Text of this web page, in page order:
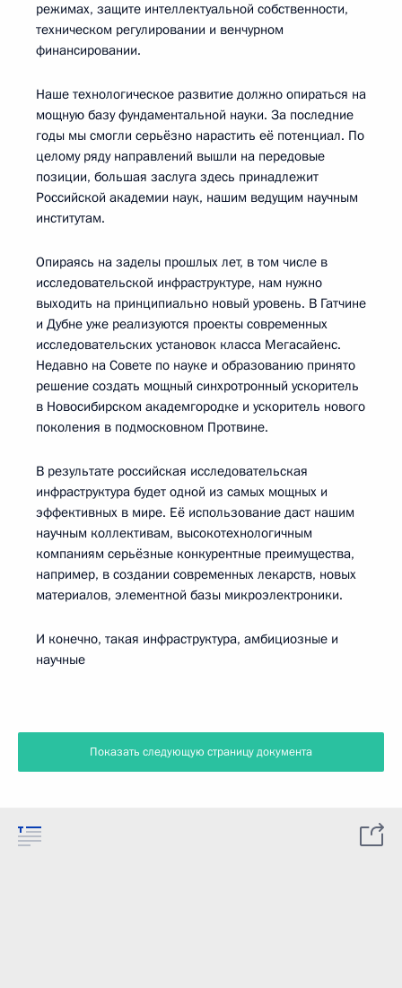
режимах, защите интеллектуальной собственности,
техническом регулировании и венчурном
финансировании.
Наше технологическое развитие должно опираться на
мощную базу фундаментальной науки. За последние
годы мы смогли серьёзно нарастить её потенциал. По
целому ряду направлений вышли на передовые
позиции, большая заслуга здесь принадлежит
Российской академии наук, нашим ведущим научным
институтам.
Опираясь на заделы прошлых лет, в том числе в
исследовательской инфраструктуре, нам нужно
выходить на принципиально новый уровень. В Гатчине
и Дубне уже реализуются проекты современных
исследовательских установок класса Мегасайенс.
Недавно на Совете по науке и образованию принято
решение создать мощный синхротронный ускоритель
в Новосибирском академгородке и ускоритель нового
поколения в подмосковном Протвине.
В результате российская исследовательская
инфраструктура будет одной из самых мощных и
эффективных в мире. Её использование даст нашим
научным коллективам, высокотехнологичным
компаниям серьёзные конкурентные преимущества,
например, в создании современных лекарств, новых
материалов, элементной базы микроэлектроники.
И конечно, такая инфраструктура, амбициозные и
научные
Показать следующую страницу документа